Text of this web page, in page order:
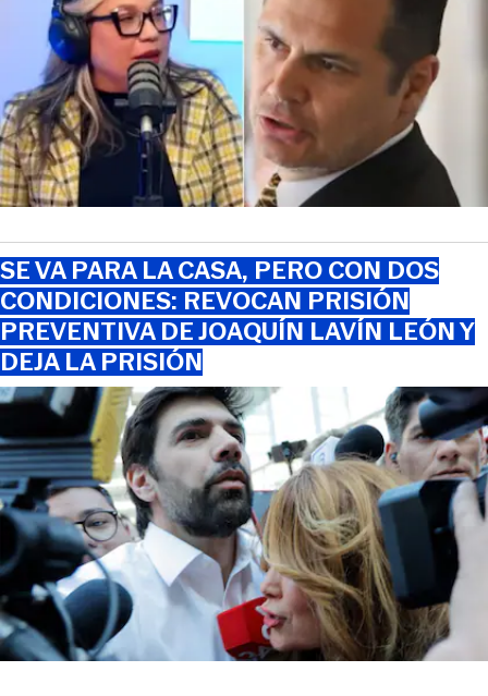
SE VA PARA LA CASA, PERO CON DOS
CONDICIONES: REVOCAN PRISIÓN
PREVENTIVA DE JOAQUÍN LAVÍN LEÓN Y
DEJA LA PRISIÓN